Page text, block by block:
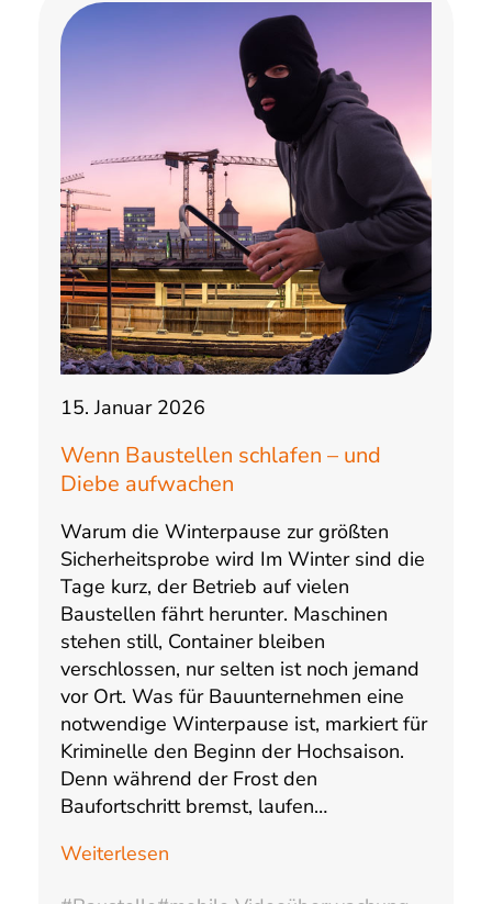
15. Januar 2026
Wenn Baustellen schlafen – und
Diebe aufwachen
Warum die Winterpause zur größten
Sicherheitsprobe wird Im Winter sind die
Tage kurz, der Betrieb auf vielen
Baustellen fährt herunter. Maschinen
stehen still, Container bleiben
verschlossen, nur selten ist noch jemand
vor Ort. Was für Bauunternehmen eine
notwendige Winterpause ist, markiert für
Kriminelle den Beginn der Hochsaison.
Denn während der Frost den
Baufortschritt bremst, laufen…
Weiterlesen